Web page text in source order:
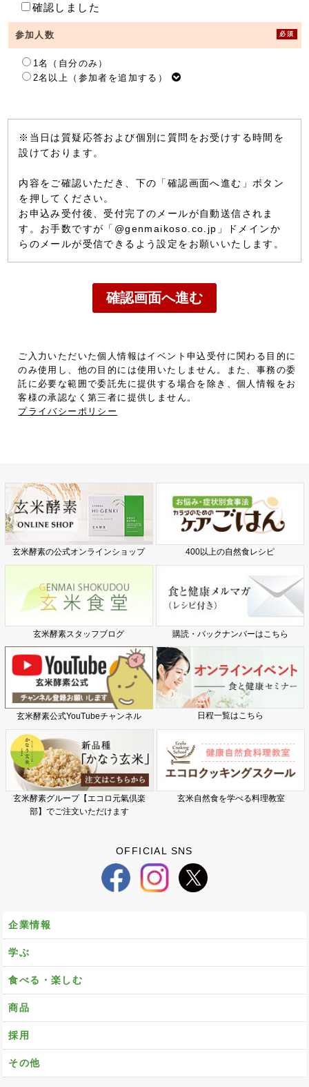
確認しました
参加人数 必須
1名（自分のみ）
2名以上（参加者を追加する）
※当日は質疑応答および個別に質問をお受けする時間を
設けております。
内容をご確認いただき、下の「確認画面へ進む」ボタン
を押してください。
お申込み受付後、受付完了のメールが自動送信されま
す。お手数ですが「@genmaikoso.co.jp」ドメインか
らのメールが受信できるよう設定をお願いいたします。
ご入力いただいた個人情報はイベント申込受付に関わる目的に
のみ使用し、他の目的には使用いたしません。また、事務の委
託に必要な範囲で委託先に提供する場合を除き、個人情報をお
客様の承認なく第三者に提供しません。
プライバシーポリシー
玄米酵素の公式オンラインショップ 400以上の自然食レシピ
玄米酵素スタッフブログ 購読・バックナンバーはこちら
玄米酵素公式YouTubeチャンネル 日程一覧はこちら
玄米酵素グループ【エコロ元氣倶楽
部】でご注文いただけます
玄米自然食を学べる料理教室
OFFICIAL SNS
企業情報
学ぶ
食べる・楽しむ
商品
採用
その他